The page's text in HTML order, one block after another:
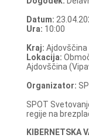
Datum:
Ura: 10:00
Kraj: Ajdovščina
Lokacija:
Ajdovščina
Organizator:
SPOT
regije na
KIBERNETSKA